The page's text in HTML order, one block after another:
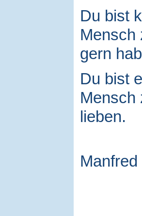
Du bist
Mensch
gern
Du bist
Mensch
lieben.